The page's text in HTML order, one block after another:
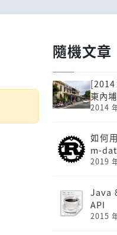
隨機文章
東內
2014
如何
m-
2019
Java
API
2015